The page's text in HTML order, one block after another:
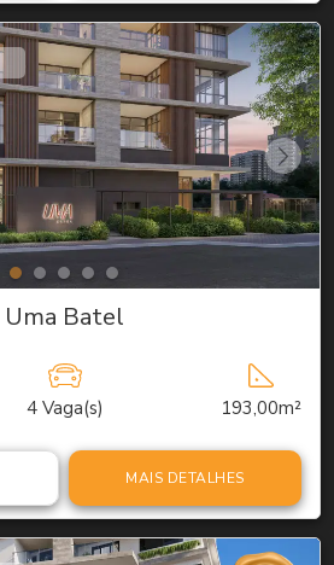
Uma Batel
4 Vaga(s) 193,00m²
MAIS DETALHES